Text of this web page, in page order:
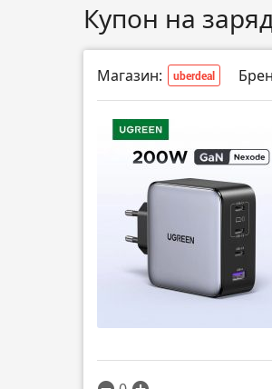
Купон на
Магазин: uberdeal